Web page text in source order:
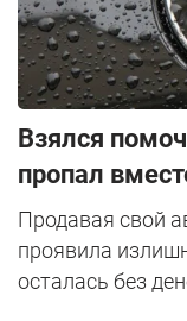
Взялся
пропал
Продавая свой
проявила
осталась без